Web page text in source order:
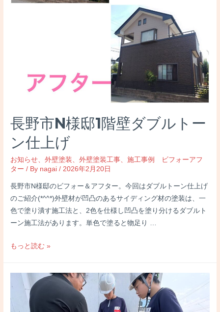
長野市N様邸1階壁ダブルトー
ン仕上げ
お知らせ 、外壁塗装 、外壁塗装工事 、施工事例 ビフォーアフ
ター / By nagai / 2026年2月20日
長野市N様邸のビフォー＆アフター。今回はダブルトーン仕上げ
のご紹介(*^^*)外壁材が凹凸のあるサイディング材の塗装は、一
色で塗り潰す施工法と、2色を仕様し凹凸を塗り分けるダブルト
ーン施工法があります。単色で塗ると物足り …
長
邸
もっと読む »